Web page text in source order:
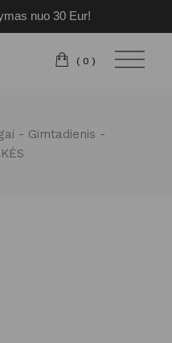
nuo 30 Eur!
(0)
Gimtadienis